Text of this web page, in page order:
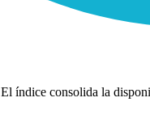
El índice consolida la